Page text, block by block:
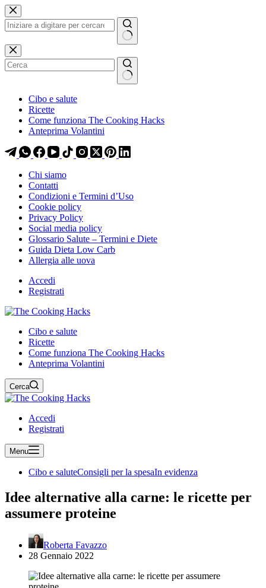
Salta
al
contenuto
Salta
al
contenuto
Nessun
risultato
Cibo e salute
Ricette
Come funziona The Cooking Hacks
Anteprima Volantini
Chi siamo
Contatti
Condizioni e Termini d’Uso
Cookie policy
Privacy Policy
Social media policy
Glossario Salute – Termini e Diete
Guida Dieta Low Carb
Allergia alle uova
Accedi
Registrati
Cibo e salute
Ricette
Come funziona The Cooking Hacks
Anteprima Volantini
Cerca
Accedi
Registrati
Menu
Cibo e saluteConsigli per la spesaIn evidenza
Idee alternative alla carne: le ricette per
assumere proteine
Roberta Favazzo
28 Gennaio 2022